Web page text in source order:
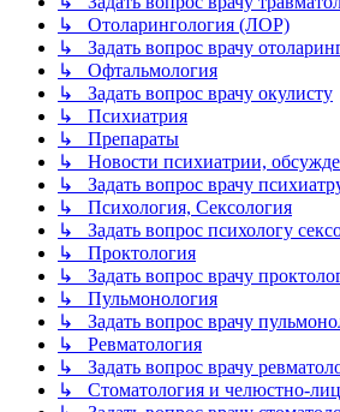
↳ Отоларингология (ЛОР)
↳ Задать вопрос врачу
↳ Офтальмология
↳ Задать вопрос врачу окулисту
↳ Психиатрия
↳ Препараты
↳ Новости психиатрии,
↳ Задать вопрос врачу
↳ Психология, Сексология
↳ Задать вопрос психологу
↳ Проктология
↳ Задать вопрос врачу
↳ Пульмонология
↳ Задать вопрос врачу
↳ Ревматология
↳ Задать вопрос врачу
↳ Стоматология и челюстно-